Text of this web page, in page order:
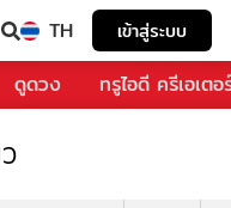
TH เข้าสู่ระบบ
ดูดวง ทรูไอดี ครีเอเตอ